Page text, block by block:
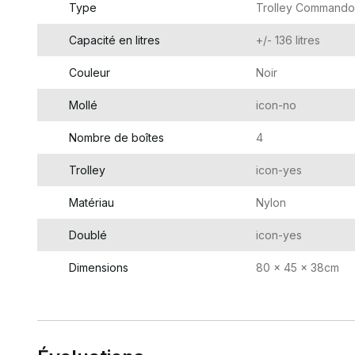
Type Trolley
Capacité en litres +/- 136 litres
Couleur Noir
Mollé icon-no
Nombre de boîtes 4
Trolley icon-yes
Matériau Nylon
Doublé icon-yes
Dimensions 80 x 45 x 38cm